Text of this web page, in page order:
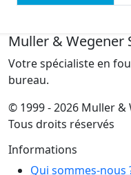
Muller & Wegener
Votre spécialiste en
bureau.
© 1999 - 2026 Muller &
Tous droits réservés
Informations
Qui sommes-nous